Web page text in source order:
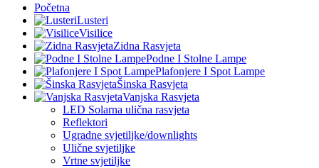
Početna
Lusteri
Visilice
Zidna Rasvjeta
Podne I Stolne Lampe
Plafonjere I Spot Lampe
Šinska Rasvjeta
Vanjska Rasvjeta
LED Solarna ulična rasvjeta
Reflektori
Ugradne svjetiljke/downlights
Ulične svjetiljke
Vrtne svjetiljke